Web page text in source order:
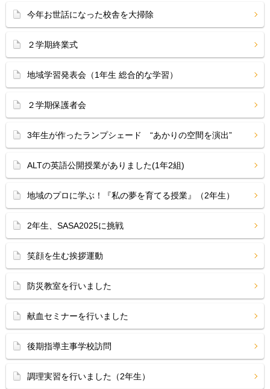
今年お世話になった校舎を大掃除
２学期終業式
地域学習発表会（1年生 総合的な学習）
２学期保護者会
3年生が作ったランプシェード “あかりの空間を演出”
ALTの英語公開授業がありました(1年2組)
地域のプロに学ぶ！『私の夢を育てる授業』（2年生）
2年生、SASA2025に挑戦
笑顔を生む挨拶運動
防災教室を行いました
献血セミナーを行いました
後期指導主事学校訪問
調理実習を行いました（2年生）